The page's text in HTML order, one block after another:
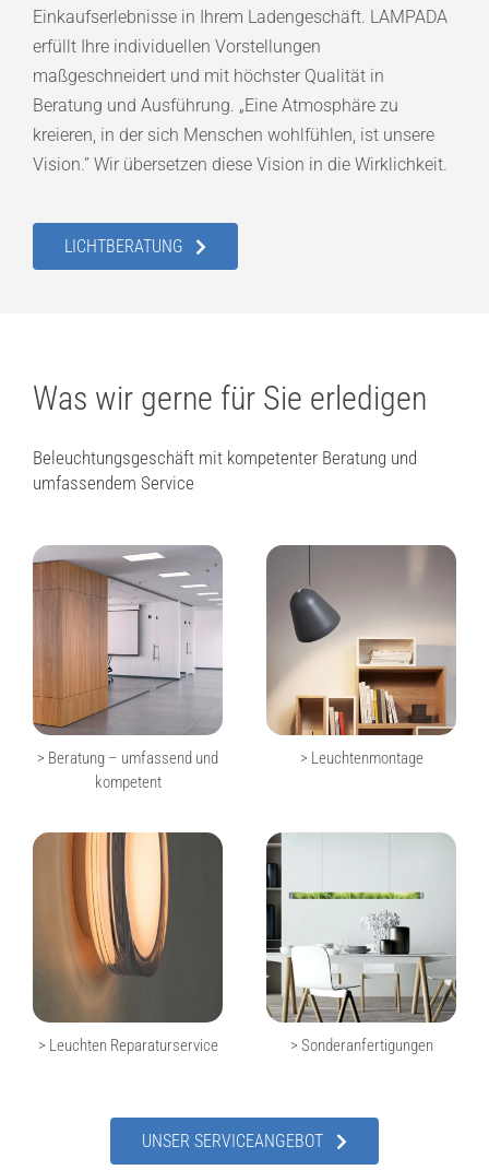
Einkaufserlebnisse in Ihrem Ladengeschäft. LAMPADA
erfüllt Ihre individuellen Vorstellungen
maßgeschneidert und mit höchster Qualität in
Beratung und Ausführung. „Eine Atmosphäre zu
kreieren, in der sich Menschen wohlfühlen, ist unsere
Vision.” Wir übersetzen diese Vision in die Wirklichkeit.
LICHTBERATUNG
Was wir gerne für Sie erledigen
Beleuchtungsgeschäft mit kompetenter Beratung und
umfassendem Service
> Beratung – umfassend und
kompetent
> Leuchtenmontage
> Leuchten Reparaturservice > Sonderanfertigungen
UNSER SERVICEANGEBOT